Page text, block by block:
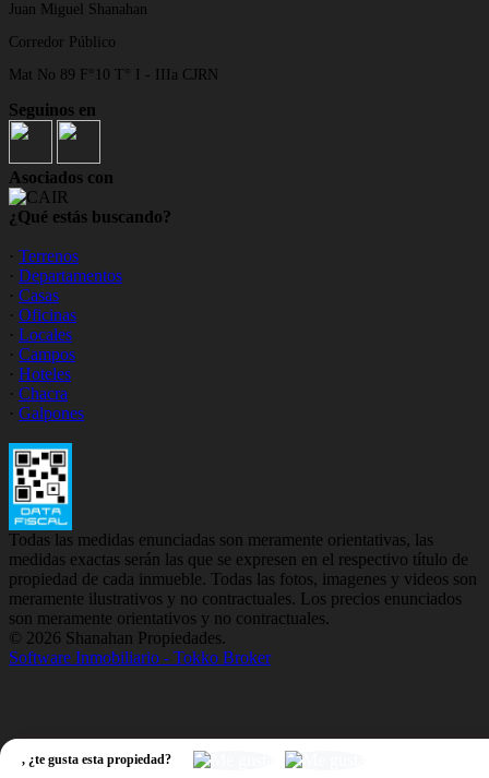
, ¿te gusta esta propiedad?
Juan Miguel Shanahan
Corredor Público
Mat No 89 F°10 T° I - IIIa CJRN
Seguinos en
Asociados con
¿Qué estás buscando?
· Terrenos
· Departamentos
· Casas
· Oficinas
· Locales
· Campos
· Hoteles
· Chacra
· Galpones
Todas las medidas enunciadas son meramente orientativas, las
medidas exactas serán las que se expresen en el respectivo título de
propiedad de cada inmueble. Todas las fotos, imagenes y videos son
meramente ilustrativos y no contractuales. Los precios enunciados
son meramente orientativos y no contractuales.
© 2026 Shanahan Propiedades.
Software Inmobiliario - Tokko Broker